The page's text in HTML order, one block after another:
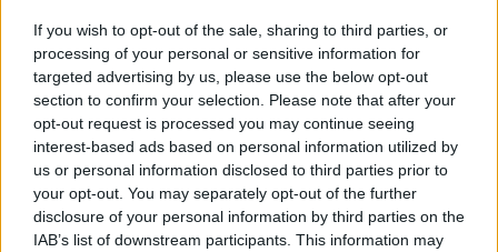
If you wish to opt-out of the sale, sharing to third parties, or
processing of your personal or sensitive information for
targeted advertising by us, please use the below opt-out
section to confirm your selection. Please note that after your
opt-out request is processed you may continue seeing
interest-based ads based on personal information utilized by
us or personal information disclosed to third parties prior to
your opt-out. You may separately opt-out of the further
disclosure of your personal information by third parties on the
IAB’s list of downstream participants. This information may